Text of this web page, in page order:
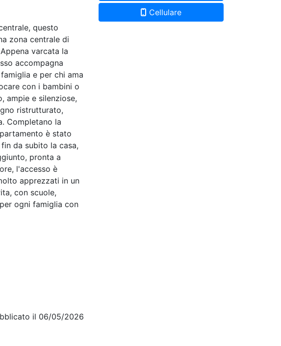
questo
zona centrale di
varcata la
accompagna
e per chi ama
con i bambini o
ampie e silenziose,
ristrutturato,
Completano la
è stato
da subito la casa,
pronta a
l'accesso è
apprezzati in un
con scuole,
ogni famiglia con
il 06/05/2026
Cellulare